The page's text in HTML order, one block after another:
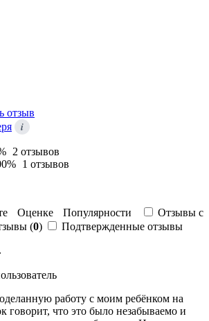
отзыв
i
2 отзывов
1 отзывов
Оценке Популярности
Отзывы c
(0)
Подтвержденные отзывы
работу с моим ребёнком на
говорит, что это было незабываемо и